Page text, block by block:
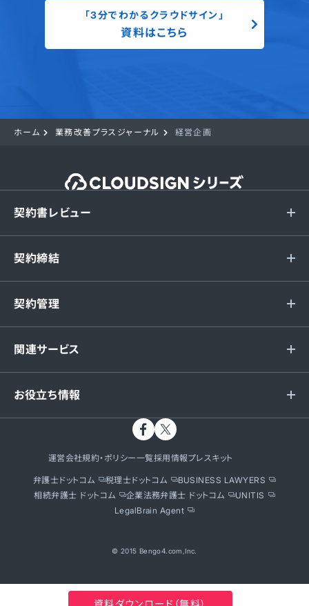
「3分でわかるクラウドサイン」
資料はこちら
ホーム 業務改善プラスジャーナル 経営企画
契約書レビュー
契約締結
契約管理
関連サービス
お役立ち情報
運営会社規約・ポリシー一覧採用情報プレスキット
弁護士ドットコム 税理士ドットコム
BUSINESS LAWYERS
相続弁護士 ドットコム
企業法務弁護士 ドットコム
UNITIS
LegalBrain Agent
© 2015 Bengo4.com,Inc.
資料ダウンロード（無料）